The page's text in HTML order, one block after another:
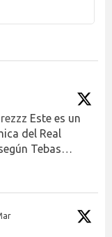
Este es un
del Real
Tebas…